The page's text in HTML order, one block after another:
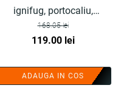
ignifug, portocaliu,
polietilena - COBI SMART®
168.05lei
Prețul
a
119.00 leiPrețul
este:
ADAUGA IN COS